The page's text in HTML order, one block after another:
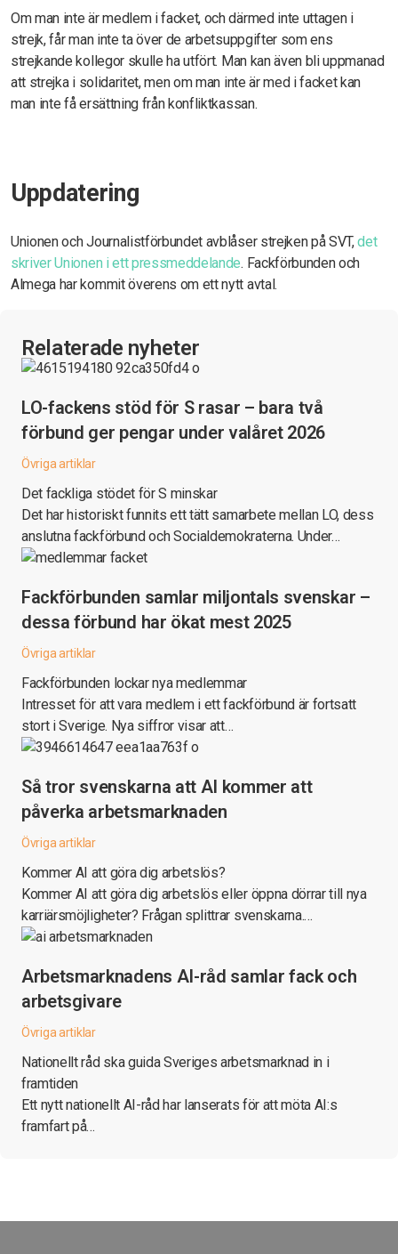
Om man inte är medlem i facket, och därmed inte uttagen i
strejk, får man inte ta över de arbetsuppgifter som ens
strejkande kollegor skulle ha utfört. Man kan även bli uppmanad
att strejka i solidaritet, men om man inte är med i facket kan
man inte få ersättning från konfliktkassan.
Uppdatering
Unionen och Journalistförbundet avblåser strejken på SVT,det
skriver Unionen i ett pressmeddelande. Fackförbunden och
Almega har kommit överens om ett nytt avtal.
Relaterade nyheter
LO-fackens stöd för S rasar – bara två
förbund ger pengar under valåret 2026
Övriga artiklar
Det fackliga stödet för S minskar
Det har historiskt funnits ett tätt samarbete mellan LO, dess
anslutna fackförbund och Socialdemokraterna. Under…
Fackförbunden samlar miljontals svenskar –
dessa förbund har ökat mest 2025
Övriga artiklar
Fackförbunden lockar nya medlemmar
Intresset för att vara medlem i ett fackförbund är fortsatt
stort i Sverige. Nya siffror visar att…
Så tror svenskarna att AI kommer att
påverka arbetsmarknaden
Övriga artiklar
Kommer AI att göra dig arbetslös?
Kommer AI att göra dig arbetslös eller öppna dörrar till nya
karriärsmöjligheter? Frågan splittrar svenskarna.…
Arbetsmarknadens AI-råd samlar fack och
arbetsgivare
Övriga artiklar
Nationellt råd ska guida Sveriges arbetsmarknad in i
framtiden
Ett nytt nationellt AI-råd har lanserats för att möta AI:s
framfart på…